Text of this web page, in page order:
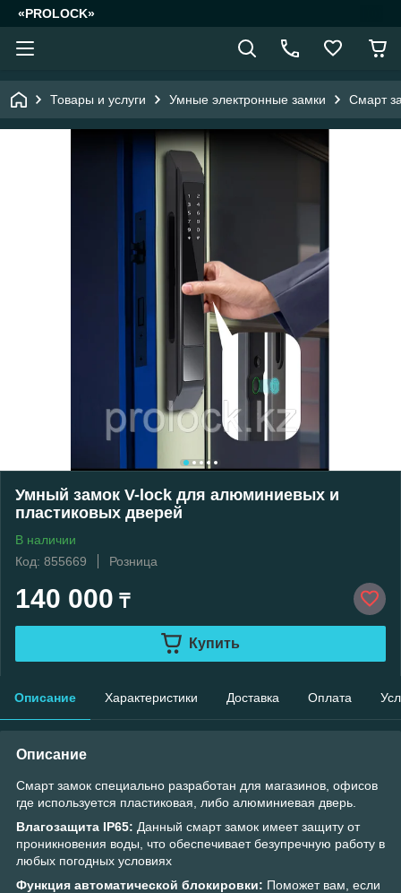
«PROLOCK»
Товары и услуги Умные электронные замки Смарт
Умный замок V-lock для алюминиевых и
пластиковых дверей
В наличии
Код: 855669
Розница
140 000 ₸
Купить
Описание Характеристики Доставка Оплата
Описание
Смарт замок специально разработан для магазинов, офисов
где используется пластиковая, либо алюминиевая дверь.
Влагозащита IP65: Данный смарт замок имеет защиту от
проникновения воды, что обеспечивает безупречную работу в
любых погодных условиях
Функция автоматической блокировки: Поможет вам, если